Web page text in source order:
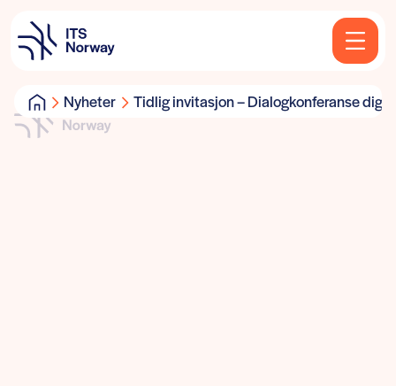
Nyheter Tidlig invitasjon – Dialogkonferanse